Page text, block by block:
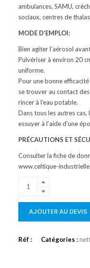
ambulances, SAMU,
sociaux, centres de
MODE D’EMPLOI:
Bien agiter l’aérosol
Pulvériser à environ 20
uniforme.
Pour une bonne
se trouver au contact
rincer à l’eau potable.
Dans tous les autres
essuyer à l’aide d’une
PRÉCAUTIONS ET
Consulter la fiche de
www.celtique-
AJOUTER AU DEVIS
Réf : Catégories :